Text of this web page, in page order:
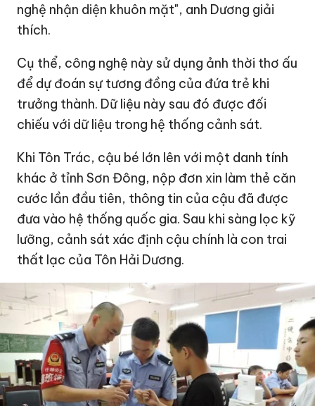
nghệ nhận diện khuôn mặt", anh Dương giải
thích.
Cụ thể, công nghệ này sử dụng ảnh thời thơ ấu
để dự đoán sự tương đồng của đứa trẻ khi
trưởng thành. Dữ liệu này sau đó được đối
chiếu với dữ liệu trong hệ thống cảnh sát.
Khi Tôn Trác, cậu bé lớn lên với một danh tính
khác ở tỉnh Sơn Đông, nộp đơn xin làm thẻ căn
cước lần đầu tiên, thông tin của cậu đã được
đưa vào hệ thống quốc gia. Sau khi sàng lọc kỹ
lưỡng, cảnh sát xác định cậu chính là con trai
thất lạc của Tôn Hải Dương.